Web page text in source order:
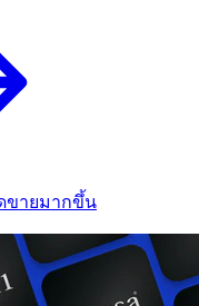
ขายมากขึ้น